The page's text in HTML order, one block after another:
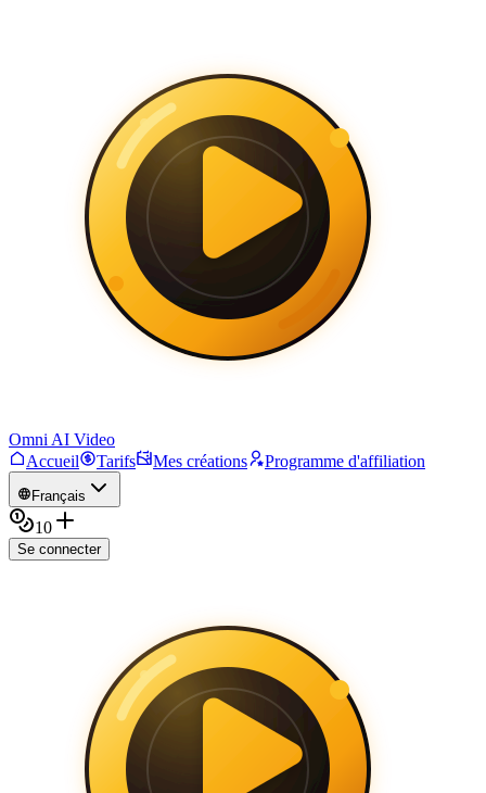
Omni AI Video
Accueil
Tarifs Mes créations Programme d'affiliation
Français
10
Se connecter